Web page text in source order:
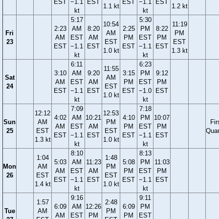
EST
−1.1
kt
EST
1.1 kt
EST
−1.1
kt
EST
1.2 kt
Fri
23
2:23
AM
EST
5:17
AM
EST
−1.1
kt
8:20
AM
EST
10:54
AM
EST
1.0 kt
2:25
PM
EST
5:30
PM
EST
−1.1
kt
8:22
PM
EST
11:19
PM
EST
1.3 kt
Sat
24
3:10
AM
EST
6:11
AM
EST
−1.1
kt
9:20
AM
EST
11:55
AM
EST
1.0 kt
3:15
PM
EST
6:23
PM
EST
−1.0
kt
9:12
PM
EST
Sun
25
12:12
AM
EST
1.3 kt
4:02
AM
EST
7:09
AM
EST
−1.1
kt
10:21
AM
EST
12:53
PM
EST
1.0 kt
4:10
PM
EST
7:18
PM
EST
−1.1
kt
10:07
PM
EST
Mon
26
1:04
AM
EST
1.4 kt
5:03
AM
EST
8:10
AM
EST
−1.1
kt
11:23
AM
EST
1:48
PM
EST
1.0 kt
5:08
PM
EST
8:13
PM
EST
−1.1
kt
11:03
PM
EST
Tue
1:57
AM
6:09
AM
9:16
AM
EST
12:26
PM
2:48
PM
6:09
PM
9:11
PM
EST